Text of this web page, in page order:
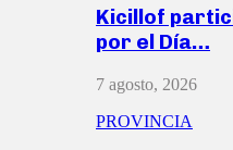
Kicillof
por el Día…
7 agosto, 2026
PROVINCIA